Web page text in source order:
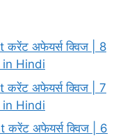
अफेयर्स क्विज | 8
Hindi
अफेयर्स क्विज | 7
Hindi
अफेयर्स क्विज | 6